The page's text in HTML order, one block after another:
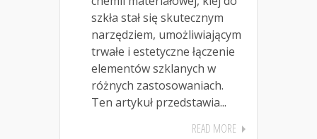
szkła stał się skutecznym
narzędziem, umożliwiającym
trwałe i estetyczne łączenie
elementów szklanych w
różnych zastosowaniach.
Ten artykuł przedstawia...
READ MORE